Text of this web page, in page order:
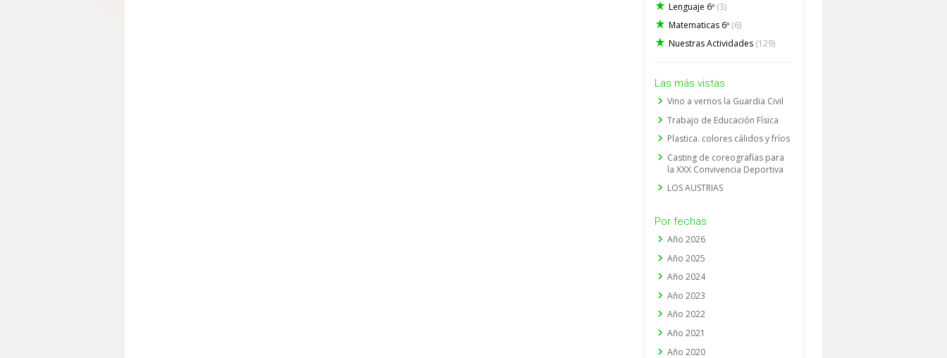
Lenguaje 6º (3)
Matematicas 6º (6)
Nuestras Actividades (129)
Las más vistas
Vino a vernos la Guardia Civil
Trabajo de Educación Física
Plastica. colores cálidos y fríos
Casting de coreografías para
la XXX Convivencia Deportiva
LOS AUSTRIAS
Por fechas
Año 2026
Año 2025
Año 2024
Año 2023
Año 2022
Año 2021
Año 2020